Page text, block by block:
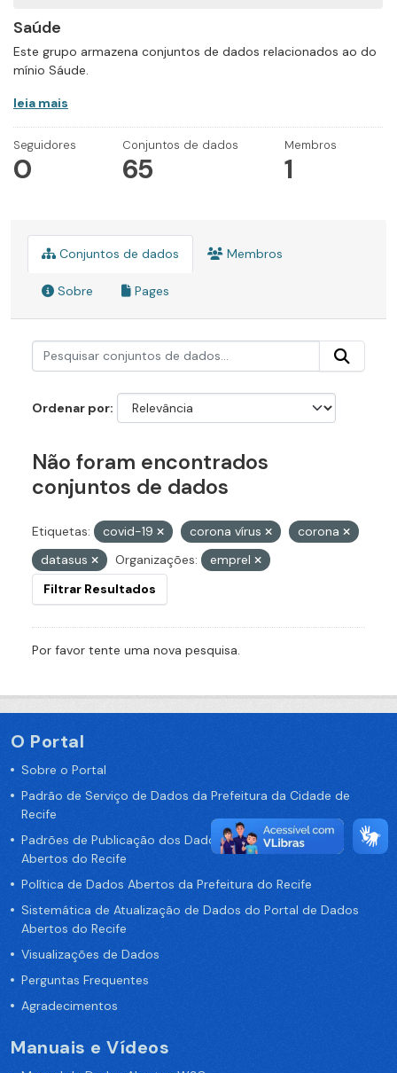
Saúde
Este grupo armazena conjuntos de dados relacionados ao do
mínio Sáude.
leia mais
Seguidores
0
Conjuntos de dados
65
Membros
1
Conjuntos de dados Membros
Sobre Pages
Ordenar por
Não foram encontrados
conjuntos de dados
Etiquetas: covid-19 corona vírus
corona
datasus
Organizações:
emprel
Filtrar Resultados
Por favor tente uma nova pesquisa.
O Portal
Sobre o Portal
Padrão de Serviço de Dados da Prefeitura da Cidade de
Recife
Padrões de Publicação dos Dados no Portal de Dados
Abertos do Recife
Política de Dados Abertos da Prefeitura do Recife
Sistemática de Atualização de Dados do Portal de Dados
Abertos do Recife
Visualizações de Dados
Perguntas Frequentes
Agradecimentos
Manuais e Vídeos